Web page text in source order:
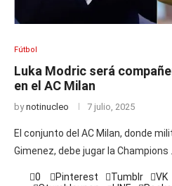
Fútbol
Luka Modric será
en el AC Milan
bynotinucleo 7 julio, 2025
El conjunto del AC Milan, donde
Gimenez, debe jugar la Champions …
0 Pinterest Tumblr VK